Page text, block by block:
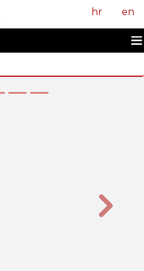
hr en
Sljedeći